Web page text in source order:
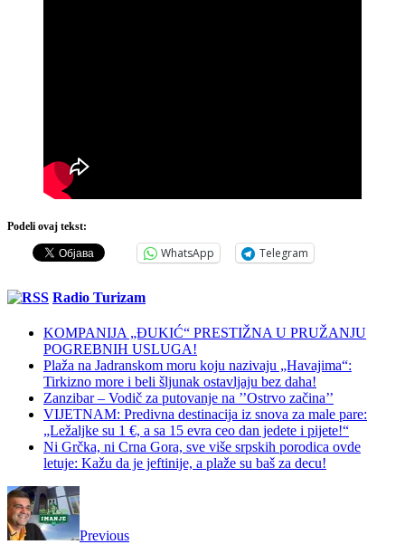
Podeli ovaj tekst:
WhatsApp Telegram
Radio Turizam
KOMPANIJA „ĐUKIĆ“ PRESTIŽNA U PRUŽANJU
POGREBNIH USLUGA!
Plaža na Jadranskom moru koju nazivaju „Havajima“:
Tirkizno more i beli šljunak ostavljaju bez daha!
Zanzibar – Vodič za putovanje na ’’Ostrvo začina’’
VIJETNAM: Predivna destinacija iz snova za male pare:
„Ležaljke su 1 €, a sa 15 evra ceo dan jedete i pijete!“
Ni Grčka, ni Crna Gora, sve više srpskih porodica ovde
letuje: Kažu da je jeftinije, a plaže su baš za decu!
Previous